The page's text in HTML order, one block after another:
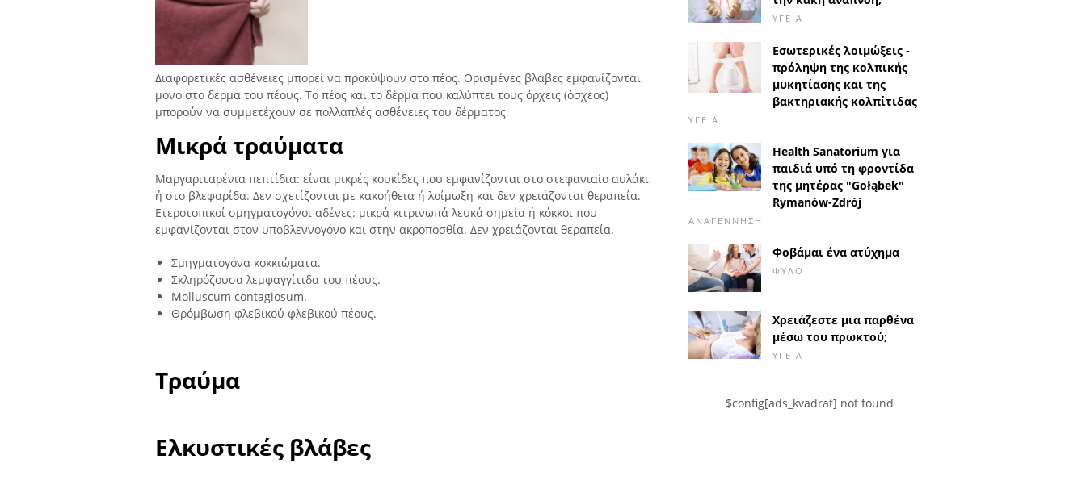
Διαφορετικές ασθένειες μπορεί να προκύψουν στο πέος. Ορισμένες βλάβες εμφανίζονται
μόνο στο δέρμα του πέους. Το πέος και το δέρμα που καλύπτει τους όρχεις (όσχεος)
μπορούν να συμμετέχουν σε πολλαπλές ασθένειες του δέρματος.
Μικρά τραύματα
Μαργαριταρένια πεπτίδια: είναι μικρές κουκίδες που εμφανίζονται στο στεφανιαίο αυλάκι
ή στο βλεφαρίδα. Δεν σχετίζονται με κακοήθεια ή λοίμωξη και δεν χρειάζονται θεραπεία.
Ετεροτοπικοί σμηγματογόνοι αδένες: μικρά κιτρινωπά λευκά σημεία ή κόκκοι που
εμφανίζονται στον υποβλεννογόνο και στην ακροποσθία. Δεν χρειάζονται θεραπεία.
Σμηγματογόνα κοκκιώματα.
Σκληρόζουσα λεμφαγγίτιδα του πέους.
Molluscum contagiosum.
Θρόμβωση φλεβικού φλεβικού πέους.
Τραύμα
Ελκυστικές βλάβες
ΥΓΕΊΑ
Εσωτερικές λοιμώξεις -
πρόληψη της κολπικής
μυκητίασης και της
βακτηριακής κολπίτιδας
ΥΓΕΊΑ
Health Sanatorium για
παιδιά υπό τη φροντίδα
της μητέρας "Gołąbek"
Rymanów-Zdrój
ΑΝΑΓΈΝΝΗΣΗ
Φοβάμαι ένα ατύχημα
ΦΎΛΟ
Χρειάζεστε μια παρθένα
μέσω του πρωκτού;
ΥΓΕΊΑ
$config[ads_kvadrat] not found